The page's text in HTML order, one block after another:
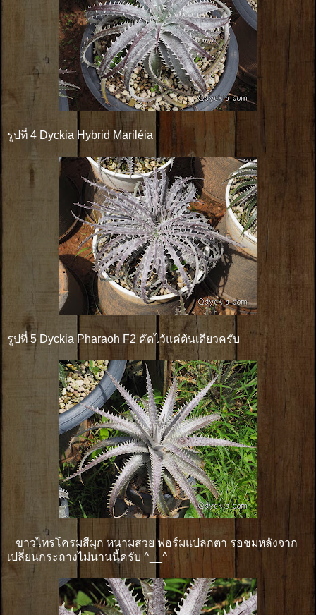
รูปที่ 4 Dyckia Hybrid Mariléia
รูปที่ 5 Dyckia Pharaoh F2 คัดไว้แค่ต้นเดียวครับ
ขาวไทรโครมสีมุก หนามสวย ฟอร์มแปลกตา รอชมหลังจาก
เปลี่ยนกระถางไม่นานนี้ครับ ^__^